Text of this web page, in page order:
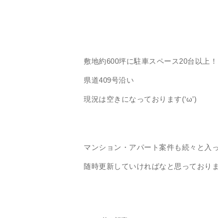
敷地約600坪に駐車スペース20台以上！
県道409号沿い
現況は空きになっております(‘ω’)
マンション・アパート案件も続々と入
随時更新していければなと思っており